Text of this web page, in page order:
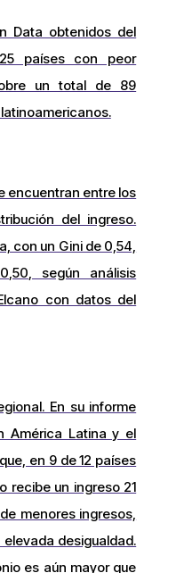
Data obtenidos del
países con peor
un total de 89
encuentran entre los
del ingreso.
con un Gini de 0,54,
según análisis
con datos del
En su informe
América Latina y el
en 9 de 12 países
recibe un ingreso 21
menores ingresos,
desigualdad.
es aún mayor que